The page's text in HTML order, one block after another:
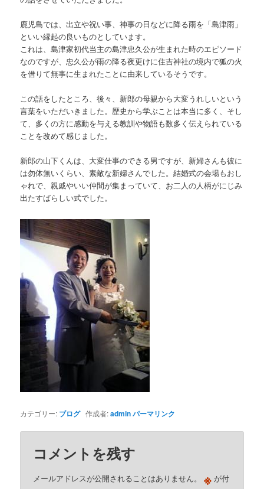
鹿児島では、出立や祝い事、神事の日などに降る雨を「島津雨」
といい縁起の良いものとしています。
これは、島津家初代当主の島津忠久公が生まれた時のエピソード
なのですが、忠久公が雨の降る夜更けに住吉神社の境内で狐の火
を借りて無事に生まれたことに由来しているそうです。
この話をしたところ、後々、新郎の母親から大変うれしいという
言葉をいただいきました。歴史から学ぶことは本当に多く、そし
て、多くの方に感動を与える教訓や物語も数多く伝えられている
ことを改めて感じました。
新郎の山下くんは、大変仕事のできる男ですが、新婦さんも彼に
は勿体無いくらい、素敵な新婦さんでした。結婚式の会場もおし
ゃれで、親戚やいい仲間が集まっていて、お二人の人柄がにじみ
出たすばらしい式でした。
カテゴリー: ブログ作成者:adminパーマリンク
コメントを残す
メールアドレスが公開されることはありません。 ※ が付